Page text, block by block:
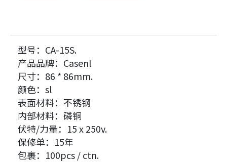
型号： CA-15S.
产品品牌： Casenl
尺寸： 86 * 86mm.
颜色： sl
表面材料： 不锈钢
内部材料： 磷铜
伏特/力量： 15 x 250v.
保修单： 15年
包裹： 100pcs / ctn.